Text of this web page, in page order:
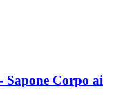
Sapone Corpo ai